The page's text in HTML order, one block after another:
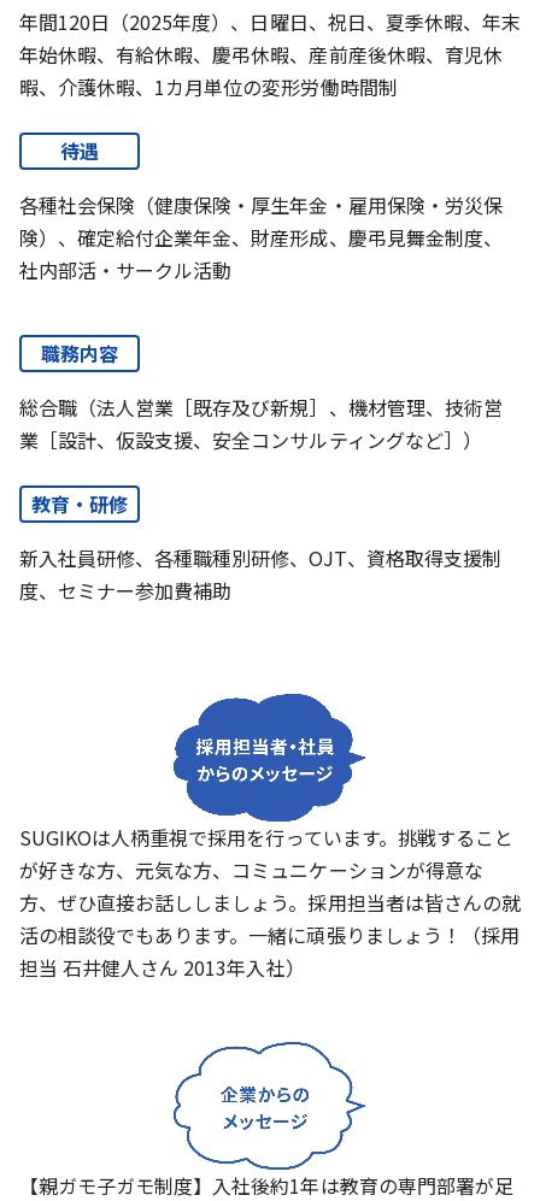
年間120日（2025年度）、日曜日、祝日、夏季休暇、年末
年始休暇、有給休暇、慶弔休暇、産前産後休暇、育児休
暇、介護休暇、1カ月単位の変形労働時間制
待遇
各種社会保険（健康保険・厚生年金・雇用保険・労災保
険）、確定給付企業年金、財産形成、慶弔見舞金制度、
社内部活・サークル活動
職務内容
総合職（法人営業［既存及び新規］、機材管理、技術営
業［設計、仮設支援、安全コンサルティングなど］）
教育・研修
新入社員研修、各種職種別研修、OJT、資格取得支援制
度、セミナー参加費補助
SUGIKOは人柄重視で採用を行っています。挑戦すること
が好きな方、元気な方、コミュニケーションが得意な
方、ぜひ直接お話ししましょう。採用担当者は皆さんの就
活の相談役でもあります。一緒に頑張りましょう！（採用
担当 石井健人さん 2013年入社）
【親ガモ子ガモ制度】入社後約1年は教育の専門部署が足